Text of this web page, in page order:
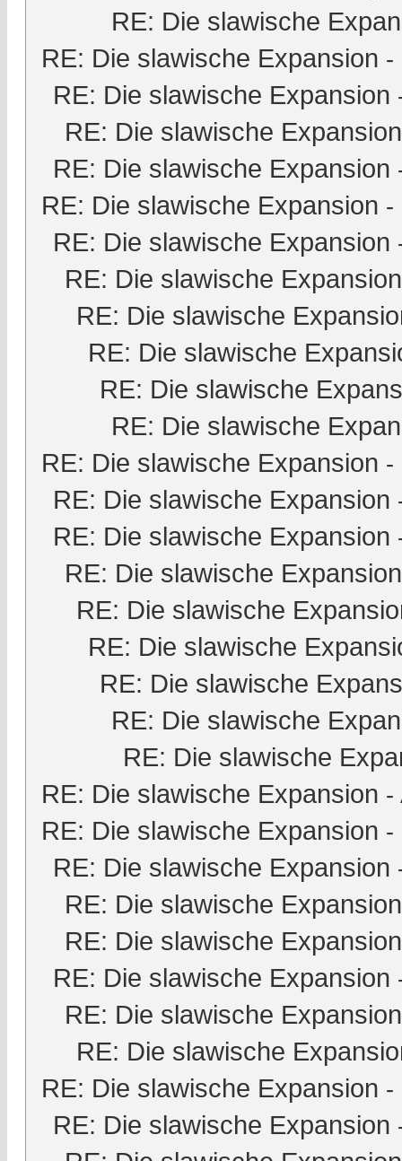
RE: Die slawische
RE: Die slawische Expansion -
RE: Die slawische Expansion
RE: Die slawische Expansion
RE: Die slawische Expansion
RE: Die slawische Expansion -
RE: Die slawische Expansion
RE: Die slawische Expansion
RE: Die slawische
RE: Die slawische
RE: Die slawische
RE: Die slawische
RE: Die slawische Expansion -
RE: Die slawische Expansion
RE: Die slawische Expansion
RE: Die slawische Expansion
RE: Die slawische
RE: Die slawische
RE: Die slawische
RE: Die slawische
RE: Die slawische
RE: Die slawische Expansion -
RE: Die slawische Expansion -
RE: Die slawische Expansion
RE: Die slawische Expansion
RE: Die slawische Expansion
RE: Die slawische Expansion
RE: Die slawische Expansion
RE: Die slawische
RE: Die slawische Expansion -
RE: Die slawische Expansion